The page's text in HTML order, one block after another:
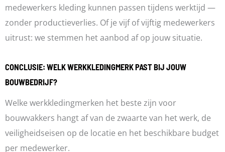
medewerkers kleding kunnen passen tijdens werktijd —
zonder productieverlies. Of je vijf of vijftig medewerkers
uitrust: we stemmen het aanbod af op jouw situatie.
CONCLUSIE: WELK WERKKLEDINGMERK PAST BIJ JOUW
BOUWBEDRIJF?
Welke werkkledingmerken het beste zijn voor
bouwvakkers hangt af van de zwaarte van het werk, de
veiligheidseisen op de locatie en het beschikbare budget
per medewerker.